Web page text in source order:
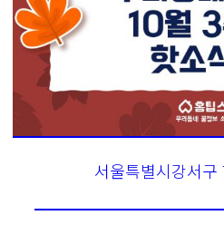
서울특별시강서